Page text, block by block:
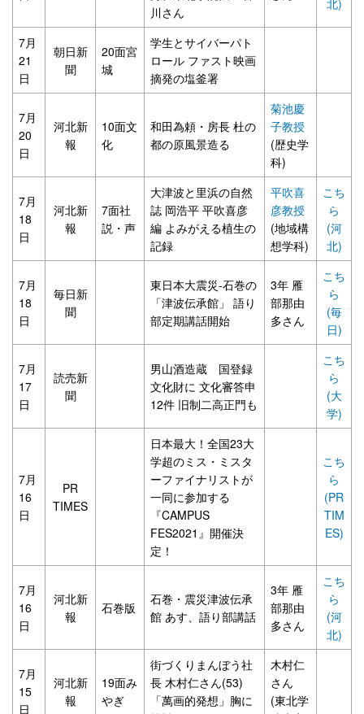
川さん
7月
21
日
朝日新
聞
20面宮
城
学生とサイバーパト
ロール ファスト映画
摘発の塩釜署
7月
20
日
河北新
報
10面文
化
和田為頼・房長 杜の
都の原風景造る
菊池慶
子教授
(歴史学
科)
7月
18
日
河北新
報
7面社
説・声
大津波と里浜の自然
誌 岡浩平 平吹喜彦
編 よみがえる植生の
記録
平吹喜
彦教授
(地域構
想学科)
こち
ら
(河
北)
7月
18
日
毎日新
聞
東日本大震災-石巻の
「津波伝承館」 語り
部定期講話開始
3年 雁
部那由
多さん
こち
ら
(毎
日)
7月
17
日
読売新
聞
男山酒造蔵 国登録
文化財に 文化審答申
12件 旧制二高正門も
こち
ら
(大
学)
7月
16
日
PR
TIMES
日本最大！全国23大
学超のミス・ミスタ
ーファイナリストが
一同に参加する
『CAMPUS
FES2021』開催決
定！
こち
ら
(PR
TIM
ES)
7月
16
日
河北新
報
石巻版
石巻・震災津波伝承
館 あす、語り部講話
3年 雁
部那由
多さん
こち
ら
(河
北)
7月
15
日
河北新
報
19面み
やぎ
街づくりまんぼう社
長 木村仁さん(53)
「萬画的発想」胸に
木村仁
さん
(東北学